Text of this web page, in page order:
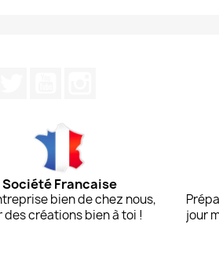
Société Francaise
bien de chez nous,
des créations bien à toi !
jour